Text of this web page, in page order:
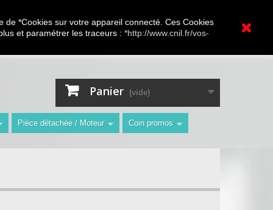
de *Cookies sur votre appareil connecté. Ces Cookies
et paramétrer les traceurs : *http://www.cnil.fr/vos-
Toutes marques
Connexion
Contactez-nous
Panier (vide)
Pièce détachée / Moteur Coin promos